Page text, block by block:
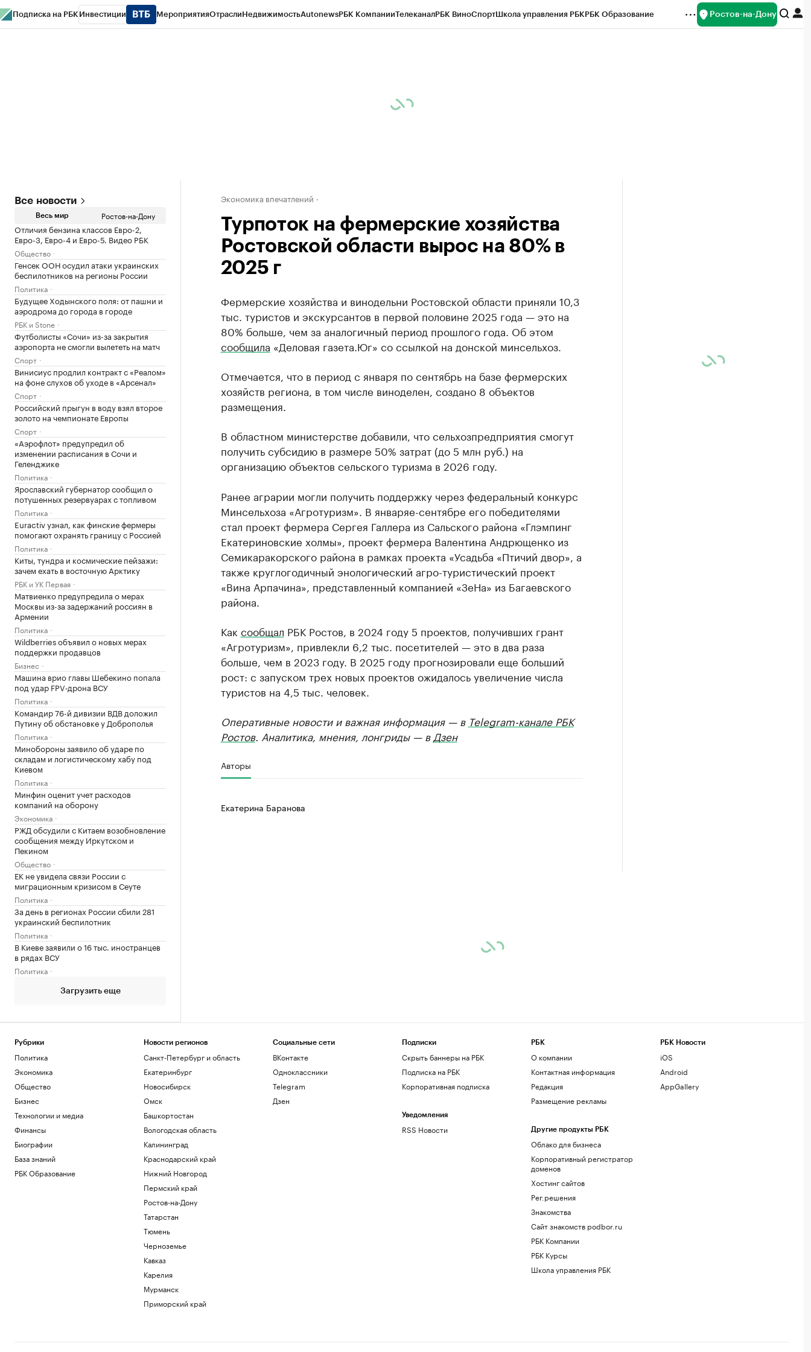
Подписка на РБК Инвестиции МероприятияОтраслиНедвижимостьAutonewsРБК КомпанииТелеканалРБК ВиноСпортШкола управления РБКРБК Образование Ростов-на-Дону
Все новости
Весь мир Ростов-на-Дону
Отличия бензина классов Евро-2,
Евро-3, Евро-4 и Евро-5. Видео РБК
Общество
Генсек ООН осудил атаки украинских
беспилотников на регионы России
Политика
Будущее Ходынского поля: от пашни и
аэродрома до города в городе
РБК и Stone
Футболисты «Сочи» из-за закрытия
аэропорта не смогли вылететь на матч
Спорт
Винисиус продлил контракт с «Реалом»
на фоне слухов об уходе в «Арсенал»
Спорт
Российский прыгун в воду взял второе
золото на чемпионате Европы
Спорт
«Аэрофлот» предупредил об
изменении расписания в Сочи и
Геленджике
Политика
Ярославский губернатор сообщил о
потушенных резервуарах с топливом
Политика
Euractiv узнал, как финские фермеры
помогают охранять границу с Россией
Политика
Киты, тундра и космические пейзажи:
зачем ехать в восточную Арктику
РБК и УК Первая
Матвиенко предупредила о мерах
Москвы из-за задержаний россиян в
Армении
Политика
Wildberries объявил о новых мерах
поддержки продавцов
Бизнес
Машина врио главы Шебекино попала
под удар FPV‑дрона ВСУ
Политика
Командир 76-й дивизии ВДВ доложил
Путину об обстановке у Доброполья
Политика
Минобороны заявило об ударе по
складам и логистическому хабу под
Киевом
Политика
Минфин оценит учет расходов
компаний на оборону
Экономика
РЖД обсудили с Китаем возобновление
сообщения между Иркутском и
Пекином
Общество
ЕК не увидела связи России с
миграционным кризисом в Сеуте
Политика
За день в регионах России сбили 281
украинский беспилотник
Политика
В Киеве заявили о 16 тыс. иностранцев
в рядах ВСУ
Политика
Загрузить еще
Экономика впечатлений
Турпоток на фермерские хозяйства
Ростовской области вырос на 80% в
2025 г
Фермерские хозяйства и винодельни Ростовской области приняли 10,3
тыс. туристов и экскурсантов в первой половине 2025 года — это на
80% больше, чем за аналогичный период прошлого года. Об этом
сообщила «Деловая газета.Юг» со ссылкой на донской минсельхоз.
Отмечается, что в период с января по сентябрь на базе фермерских
хозяйств региона, в том числе виноделен, создано 8 объектов
размещения.
В областном министерстве добавили, что сельхозпредприятия смогут
получить субсидию в размере 50% затрат (до 5 млн руб.) на
организацию объектов сельского туризма в 2026 году.
Ранее аграрии могли получить поддержку через федеральный конкурс
Минсельхоза «Агротуризм». В январяе-сентябре его победителями
стал проект фермера Сергея Галлера из Сальского района «Глэмпинг
Екатериновские холмы», проект фермера Валентина Андрющенко из
Семикаракорского района в рамках проекта «Усадьба «Птичий двор», а
также круглогодичный энологический агро-туристический проект
«Вина Арпачина», представленный компанией «ЗеНа» из Багаевского
района.
Как сообщал РБК Ростов, в 2024 году 5 проектов, получивших грант
«Агротуризм», привлекли 6,2 тыс. посетителей — это в два раза
больше, чем в 2023 году. В 2025 году прогнозировали еще больший
рост: с запуском трех новых проектов ожидалось увеличение числа
туристов на 4,5 тыс. человек.
Оперативные новости и важная информация — в Telegram-канале РБК
Ростов. Аналитика, мнения, лонгриды — в Дзен
Авторы
Екатерина Баранова
Рубрики
Политика
Экономика
Общество
Бизнес
Технологии и медиа
Финансы
Биографии
База знаний
РБК Образование
Новости регионов
Санкт-Петербург и область
Екатеринбург
Новосибирск
Омск
Башкортостан
Вологодская область
Калининград
Краснодарский край
Нижний Новгород
Пермский край
Ростов-на-Дону
Татарстан
Тюмень
Черноземье
Кавказ
Карелия
Мурманск
Приморский край
Социальные сети
ВКонтакте
Одноклассники
Telegram
Дзен
Подписки
Скрыть баннеры на РБК
Подписка на РБК
Корпоративная подписка
Уведомления
RSS Новости
РБК
О компании
Контактная информация
Редакция
Размещение рекламы
Другие продукты РБК
Облако для бизнеса
Корпоративный регистратор
доменов
Хостинг сайтов
Рег.решения
Знакомства
Сайт знакомств podbor.ru
РБК Компании
РБК Курсы
Школа управления РБК
РБК Новости
iOS
Android
AppGallery